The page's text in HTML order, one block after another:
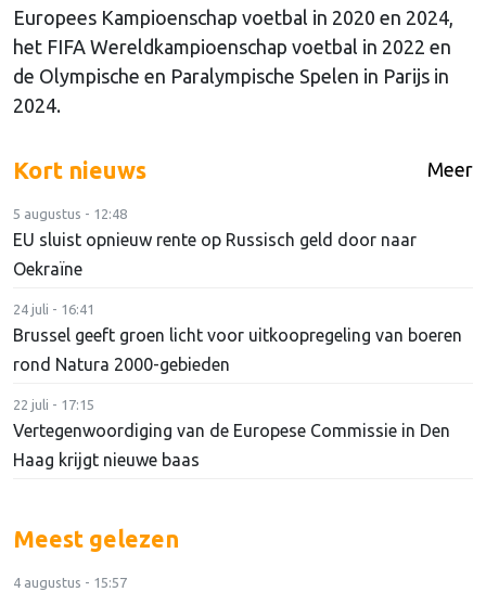
Europees Kampioenschap voetbal in 2020 en 2024,
het FIFA Wereldkampioenschap voetbal in 2022 en
de Olympische en Paralympische Spelen in Parijs in
2024.
Kort nieuws Meer
5 augustus - 12:48
EU sluist opnieuw rente op Russisch geld door naar
Oekraïne
24 juli - 16:41
Brussel geeft groen licht voor uitkoopregeling van boeren
rond Natura 2000-gebieden
22 juli - 17:15
Vertegenwoordiging van de Europese Commissie in Den
Haag krijgt nieuwe baas
Meest gelezen
4 augustus - 15:57